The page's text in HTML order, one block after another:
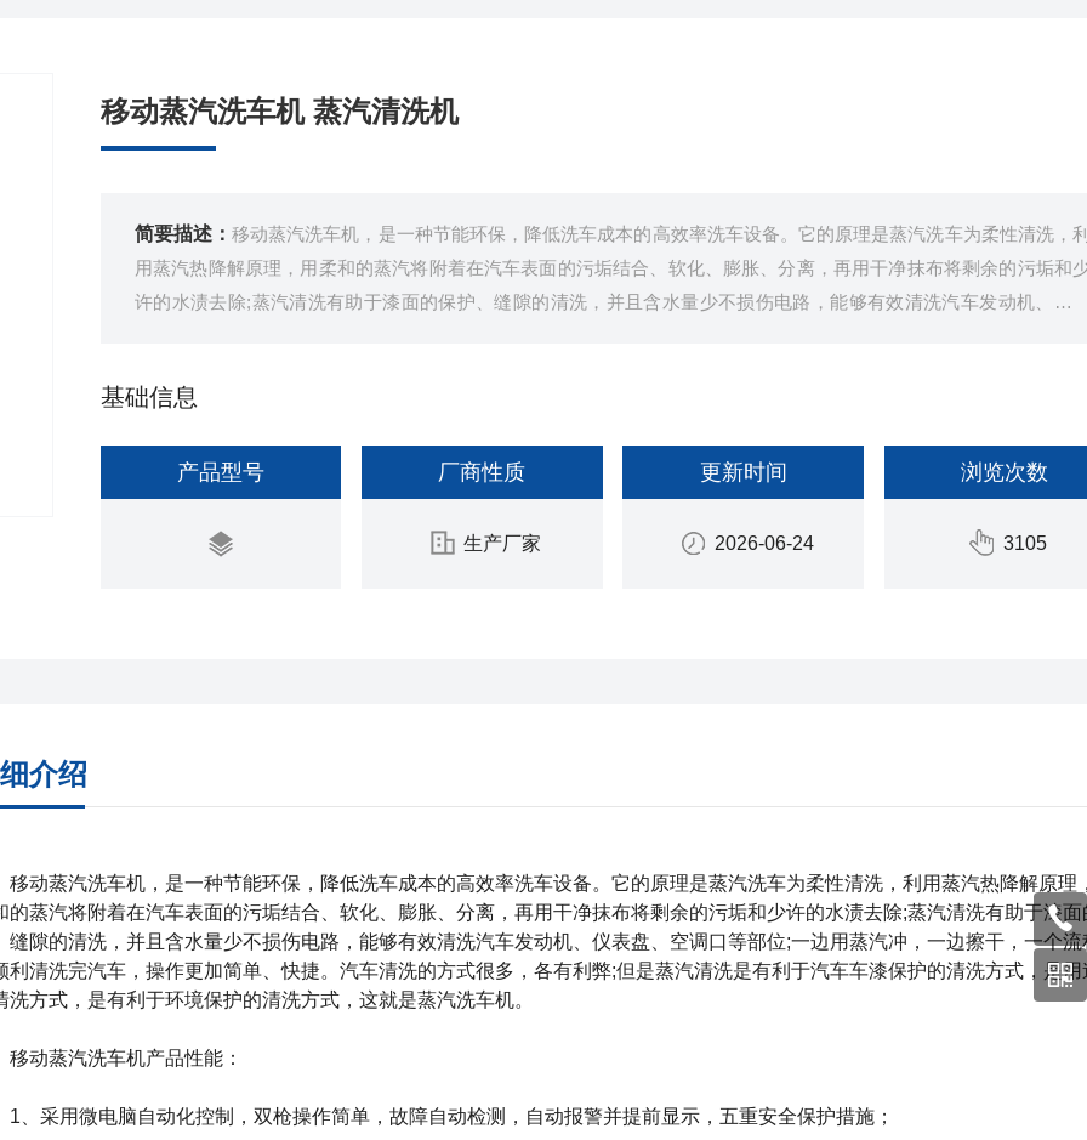
移动蒸汽洗车机 蒸汽清洗机
简要描述： 移动蒸汽洗车机，是一种节能环保，降低洗车成本的高效率洗车设备。它的原理是蒸汽洗车为柔性清洗，
用蒸汽热降解原理，用柔和的蒸汽将附着在汽车表面的污垢结合、软化、膨胀、分离，再用干净抹布将剩余的污垢和
许的水渍去除;蒸汽清洗有助于漆面的保护、缝隙的清洗，并且含水量少不损伤电路，能够有效清洗汽车发动机、仪
基础信息
产品型号 厂商性质
生产厂家
更新时间
2026-06-24
浏览次数
3105
介绍
移动蒸汽洗车机 ，是一种节能环保，降低洗车成本的高效率洗车设备。它的原理是蒸汽洗车为柔性清洗，利用蒸汽热降解原理
的蒸汽将附着在汽车表面的污垢结合、软化、膨胀、分离，再用干净抹布将剩余的污垢和少许的水渍去除;蒸汽清洗有助于漆面
缝隙的清洗，并且含水量少不损伤电路，能够有效清洗汽车发动机、仪表盘、空调口等部位;一边用蒸汽冲，一边擦干，一个流
利清洗完汽车，操作更加简单、快捷。汽车清洗的方式很多，各有利弊;但是蒸汽清洗是有利于汽车车漆保护的清洗方式，是用
洗方式，是有利于环境保护的清洗方式，这就是蒸汽洗车机。
移动蒸汽洗车机产品性能：
用微电脑自动化控制，双枪操作简单，故障自动检测，自动报警并提前显示，五重安全保护措施；